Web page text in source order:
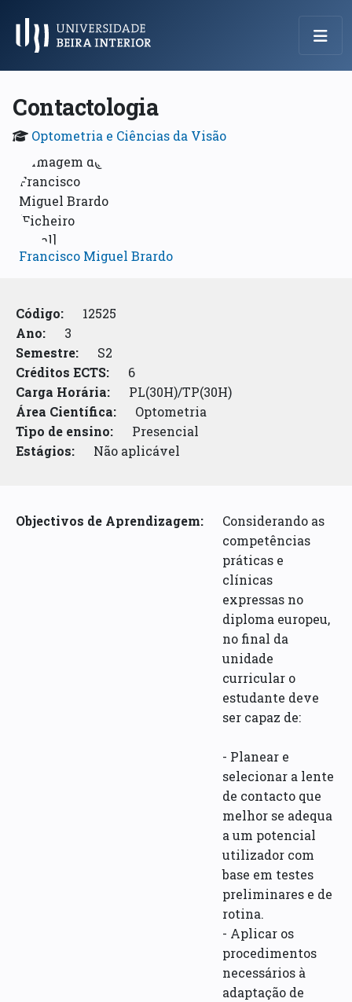
Menu Principal
Contactologia
Optometria e Ciências da Visão
Francisco Miguel Brardo
Código:
12525
Ano:
3
Semestre:
S2
Créditos ECTS:
6
Carga Horária:
PL(30H)/TP(30H)
Área Científica:
Optometria
Tipo de ensino:
Presencial
Estágios:
Não aplicável
Objectivos de Aprendizagem:
Considerando as
competências
práticas e
clínicas
expressas no
diploma europeu,
no final da
unidade
curricular o
estudante deve
ser capaz de:
- Planear e
selecionar a lente
de contacto que
melhor se adequa
a um potencial
utilizador com
base em testes
preliminares e de
rotina.
- Aplicar os
procedimentos
necessários à
adaptação de